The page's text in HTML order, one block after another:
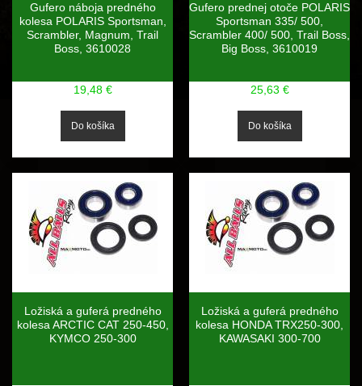
Gufero náboja predného
kolesa POLARIS Sportsman,
Scrambler, Magnum, Trail
Boss, 3610028
19,48 €
Gufero prednej otoče POLARIS
Sportsman 335/ 500,
Scrambler 400/ 500, Trail Boss,
Big Boss, 3610019
25,63 €
Ložiská a guferá predného
kolesa ARCTIC CAT 250-450,
KYMCO 250-300
Ložiská a guferá predného
kolesa HONDA TRX250-300,
KAWASAKI 300-700